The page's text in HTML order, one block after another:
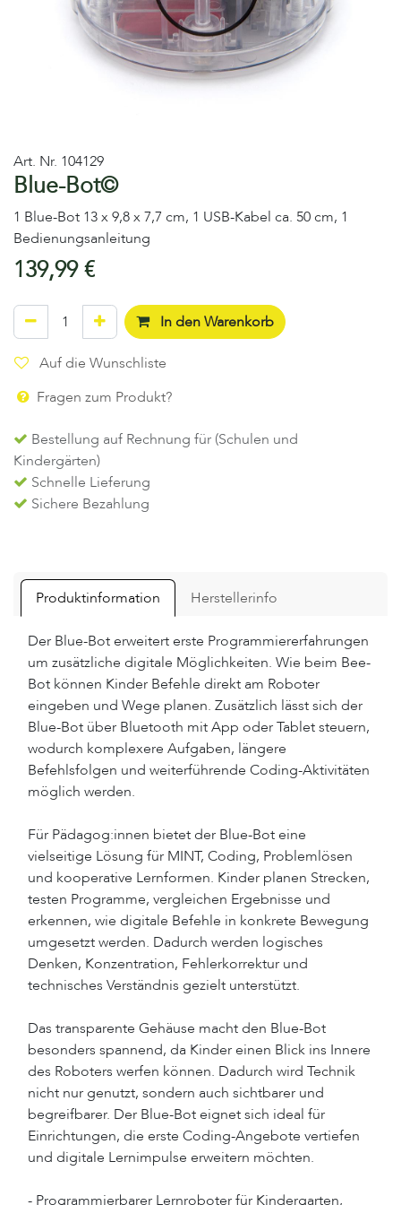
Art. Nr. 104129
Blue-Bot©
1 Blue-Bot 13 x 9,8 x 7,7 cm, 1 USB-Kabel ca. 50 cm, 1
Bedienungsanleitung
139,99€
In den Warenkorb
Auf die Wunschliste
Fragen zum Produkt?
Bestellung auf Rechnung für (Schulen und
Kindergärten)
Schnelle Lieferung
Sichere Bezahlung
Produktinformation Herstellerinfo
Der Blue-Bot erweitert erste Programmiererfahrungen
um zusätzliche digitale Möglichkeiten. Wie beim Bee-
Bot können Kinder Befehle direkt am Roboter
eingeben und Wege planen. Zusätzlich lässt sich der
Blue-Bot über Bluetooth mit App oder Tablet steuern,
wodurch komplexere Aufgaben, längere
Befehlsfolgen und weiterführende Coding-Aktivitäten
möglich werden.
Für Pädagog:innen bietet der Blue-Bot eine
vielseitige Lösung für MINT, Coding, Problemlösen
und kooperative Lernformen. Kinder planen Strecken,
testen Programme, vergleichen Ergebnisse und
erkennen, wie digitale Befehle in konkrete Bewegung
umgesetzt werden. Dadurch werden logisches
Denken, Konzentration, Fehlerkorrektur und
technisches Verständnis gezielt unterstützt.
Das transparente Gehäuse macht den Blue-Bot
besonders spannend, da Kinder einen Blick ins Innere
des Roboters werfen können. Dadurch wird Technik
nicht nur genutzt, sondern auch sichtbarer und
begreifbarer. Der Blue-Bot eignet sich ideal für
Einrichtungen, die erste Coding-Angebote vertiefen
und digitale Lernimpulse erweitern möchten.
- Programmierbarer Lernroboter für Kindergarten,